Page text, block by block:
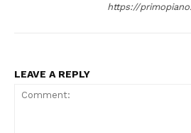
https://
LEAVE A REPLY